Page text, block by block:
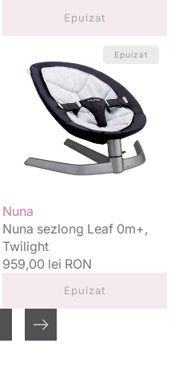
Epuizat
sezlong
Twilight
Epuizat
Vânzător:
Nuna
Nuna sezlong Leaf 0m+,
Twilight
Preț
959,00 lei RON
Epuizat
Următorul